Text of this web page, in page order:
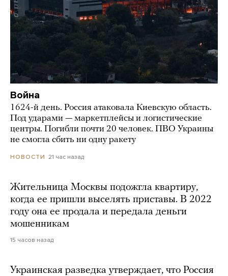
Война
1624-й день. Россия атаковала Киевскую область.
Под ударами — маркетплейсы и логистические
центры. Погибли почти 20 человек. ПВО Украины
не смогла сбить ни одну ракету
НОВОСТИ 21 час назад
Жительница Москвы подожгла квартиру,
когда ее пришли выселять приставы. В 2022
году она ее продала и передала деньги
мошенникам
15 часов назад
Украинская разведка утверждает, что Россия